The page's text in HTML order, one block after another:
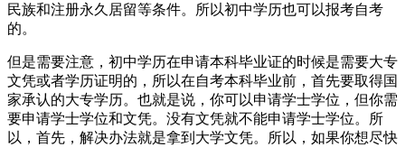
民族和注册永久居留等条件。所以初中学历也可以报考自考
的。
但是需要注意，初中学历在申请本科毕业证的时候是需要大专
文凭或者学历证明的，所以在自考本科毕业前，首先要取得国
家承认的大专学历。也就是说，你可以申请学士学位，但你需
要申请学士学位和文凭。没有文凭就不能申请学士学位。所
以，首先，解决办法就是拿到大学文凭。所以，如果你想尽快